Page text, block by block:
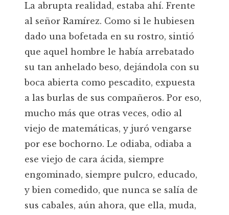
La abrupta realidad, estaba ahí. Frente
al señor Ramírez. Como si le hubiesen
dado una bofetada en su rostro, sintió
que aquel hombre le había arrebatado
su tan anhelado beso, dejándola con su
boca abierta como pescadito, expuesta
a las burlas de sus compañeros. Por eso,
mucho más que otras veces, odio al
viejo de matemáticas, y juró vengarse
por ese bochorno. Le odiaba, odiaba a
ese viejo de cara ácida, siempre
engominado, siempre pulcro, educado,
y bien comedido, que nunca se salía de
sus cabales, aún ahora, que ella, muda,